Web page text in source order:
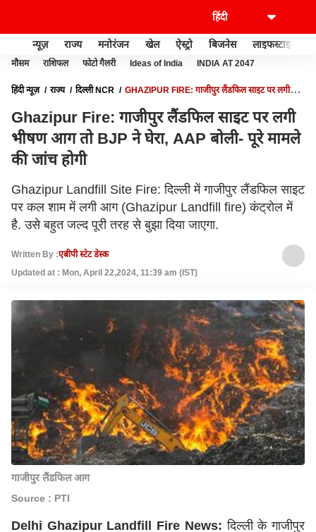
न्यूज़ राज्य मनोरंजन खेल ऐस्ट्रो बिजनेस लाइफस्टाइल
मौसम राशिफल फोटो गैलरी Ideas of India INDIA AT 2047
हिंदी न्यूज़ राज्य दिल्ली NCR
GHAZIPUR FIRE: गाजीपुर लैंडफिल साइट पर लगी
Ghazipur Fire: गाजीपुर लैंडफिल साइट पर लगी
भीषण आग तो BJP ने घेरा, AAP बोली- पूरे मामले
की जांच होगी
Ghazipur Landfill Site Fire: दिल्ली में गाजीपुर लैंडफिल साइट
पर कल शाम में लगी आग (Ghazipur Landfill fire) कंट्रोल में
है. उसे बहुत जल्द पूरी तरह से बुझा दिया जाएगा.
Written By :एबीपी स्टेट डेस्क
Updated at : Mon, April 22,2024, 11:39 am (IST)
गाजीपुर लैंडफिल आग
Source : PTI
Delhi Ghazipur Landfill Fire News: दिल्ली के गाजीपुर